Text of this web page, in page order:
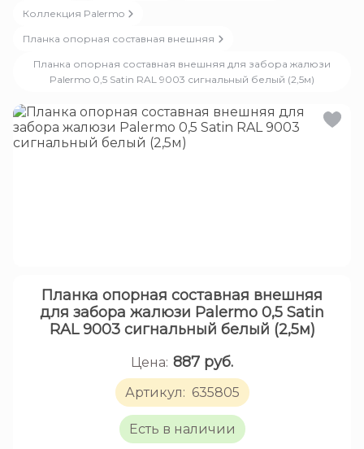
Коллекция Palermo
Планка опорная составная внешняя
Планка опорная составная внешняя для забора жалюзи
Palermo 0,5 Satin RAL 9003 сигнальный белый (2,5м)
Планка опорная составная внешняя
для забора жалюзи Palermo 0,5 Satin
RAL 9003 сигнальный белый (2,5м)
Артикул: 635805
Есть в наличии
Цена: 887 руб.